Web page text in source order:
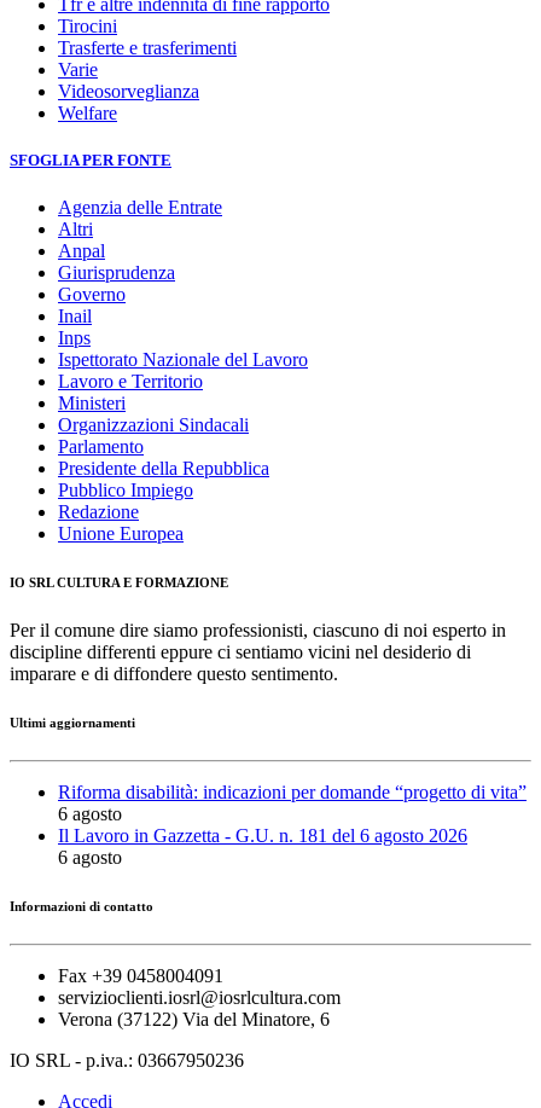
Tirocini
Trasferte e trasferimenti
Varie
Videosorveglianza
Welfare
SFOGLIA PER FONTE
Agenzia delle Entrate
Altri
Anpal
Giurisprudenza
Governo
Inail
Inps
Ispettorato Nazionale del Lavoro
Lavoro e Territorio
Ministeri
Organizzazioni Sindacali
Parlamento
Presidente della Repubblica
Pubblico Impiego
Redazione
Unione Europea
IO SRL CULTURA E FORMAZIONE
Per il comune dire siamo professionisti, ciascuno di noi esperto in
discipline differenti eppure ci sentiamo vicini nel desiderio di
imparare e di diffondere questo sentimento.
Ultimi aggiornamenti
Riforma disabilità: indicazioni per domande “progetto di vita”
6 agosto
Il Lavoro in Gazzetta - G.U. n. 181 del 6 agosto 2026
6 agosto
Informazioni di contatto
Fax +39 0458004091
servizioclienti.iosrl@iosrlcultura.com
Verona (37122) Via del Minatore, 6
IO SRL - p.iva.: 03667950236
Accedi